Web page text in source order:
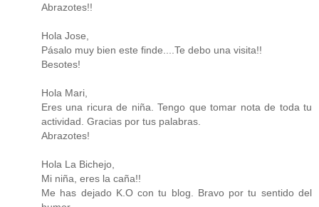
Abrazotes!!
Hola Jose,
Pásalo muy bien este finde....Te debo una visita!!
Besotes!
Hola Mari,
Eres una ricura de niña. Tengo que tomar nota de toda tu
actividad. Gracias por tus palabras.
Abrazotes!
Hola La Bichejo,
Mi niña, eres la caña!!
Me has dejado K.O con tu blog. Bravo por tu sentido del